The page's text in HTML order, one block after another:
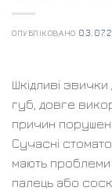
ОПУБЛІКОВАНО
Шкідливі
губ, довге
причин
Сучасні
мають
палець або